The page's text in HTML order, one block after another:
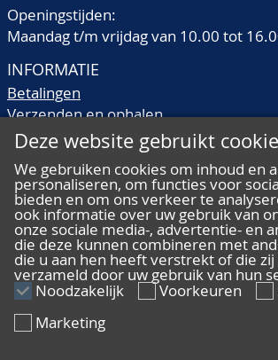
Openingstijden:
Maandag t/m vrijdag van 10.00 tot
INFORMATIE
Betalingen
Verzenden en ophalen
Veilingtermen
Kwaliteitsomschrijvingen
Veelgestelde vragen
ALGEMEEN
Algemene voorwaarden
Deze website gebruikt
We gebruiken cookies om inhoud en
personaliseren, om functies voor
bieden en om ons verkeer te
ook informatie over uw gebruik van
onze sociale media-, advertentie- en
die deze kunnen combineren met
die u aan hen heeft verstrekt of die
verzameld door uw gebruik van hun
Noodzakelijk Voorkeuren
Marketing